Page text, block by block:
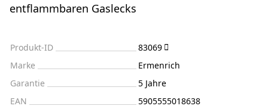
entflammbaren Gaslecks
Produkt-ID
83069
Marke
Ermenrich
Garantie
5 Jahre
EAN
5905555018638